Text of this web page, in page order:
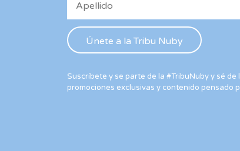
Suscríbete y se parte de la #TribuNuby y sé
promociones exclusivas y contenido pensado